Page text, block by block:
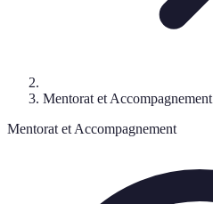
Mentorat et Accompagnement
Mentorat et Accompagnement